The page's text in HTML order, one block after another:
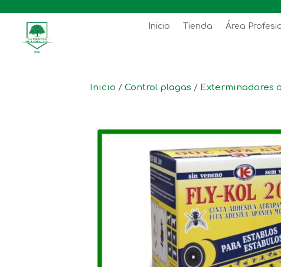
Inicio Tienda Área
Inicio / Control plagas / Exterminadores